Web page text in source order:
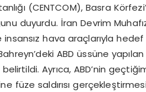
(CENTCOM), Basra
duyurdu. İran Devrim
hava araçlarıyla hedef
ABD üssüne yapılan
belirtildi. Ayrıca, ABD’nin
füze saldırısı